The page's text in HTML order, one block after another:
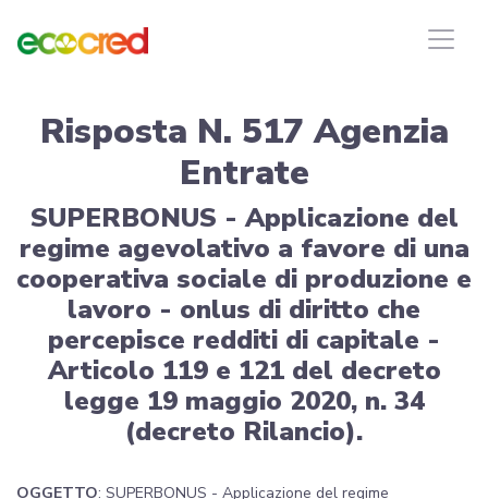
Risposta N. 517 Agenzia
Entrate
SUPERBONUS - Applicazione del
regime agevolativo a favore di una
cooperativa sociale di produzione e
lavoro - onlus di diritto che
percepisce redditi di capitale -
Articolo 119 e 121 del decreto
legge 19 maggio 2020, n. 34
(decreto Rilancio).
OGGETTO: SUPERBONUS - Applicazione del regime